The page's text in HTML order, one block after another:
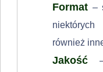
Format –
również
Jakość –